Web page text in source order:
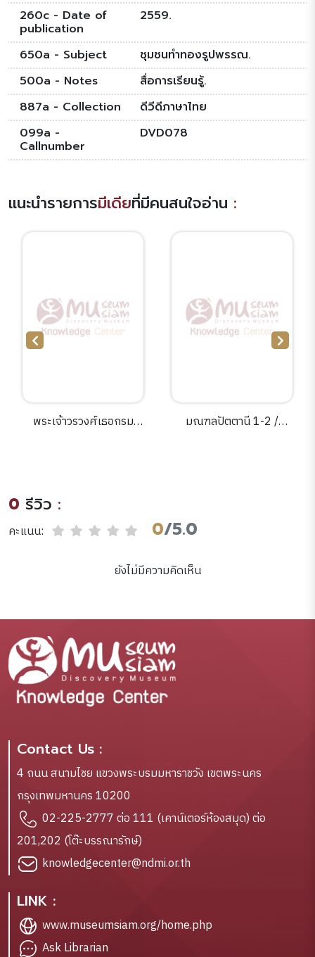
260c - Date of
publication
2559.
650a - Subject
ชุมชนทำทองรูปพรรณ.
500a - Notes
สื่อการเรียนรู้.
887a - Collection
ดีวีดีภาษาไทย
099a -
Callnumber
DVD078
แนะนำรายการมีเดียที่มีคนสนใจอ่าน :
พระเจ้าวรวงศ์เธอกรม
มณฑลปัตตานี 1-2 /
0 รีวิว :
คะแนน: 0/5.0
ยังไม่มีความคิดเห็น
Contact Us :
4 ถนน สนามไชย แขวงพระบรมมหาราชวัง เขตพระนคร
กรุงเทพมหานคร 10200
02-225-2777 ต่อ 111 (เคาน์เตอร์ห้องสมุด) ต่อ
201,202 (โต๊ะบรรณารักษ์)
knowledgecenter@ndmi.or.th
LINK :
www.museumsiam.org/home.php
Ask Librarian